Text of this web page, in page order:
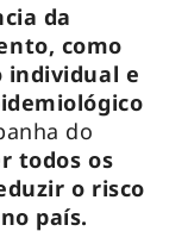
da
como
individual e
do
todos os
o risco
país.